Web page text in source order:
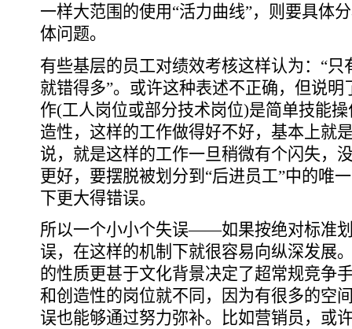
一样大范围的使用“活力曲线”，则要具体
体问题。
有些基层的员工对绩效考核这样认为：“
就错得多”。或许这种表述不正确，但说
作(工人岗位或部分技术岗位)是简单技能
造性，这样的工作做得好不好，基本上就
说，就是这样的工作一旦稍微有个闪失，
更好，要摆脱被划分到“后进员工”中的唯
下更大得错误。
所以一个小小个失误――如果按绝对标准
误，在这样的机制下就很容易向纵深发展
的性质更甚于文化背景决定了超常规竞争
和创造性的岗位就不同，因为有很多的空
误也能够通过努力弥补。比如营销员，或